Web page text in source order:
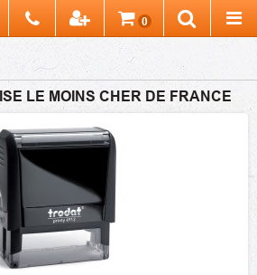
LE MOINS CHER DE FRANCE
0
Chercher